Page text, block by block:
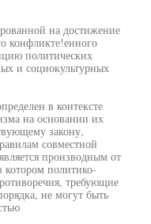
на достижение
конфликте!енного
политических
и социокультурных
в контексте
на основании их
закону,
совместной
производным от
котором политико-
требующие
не могут быть